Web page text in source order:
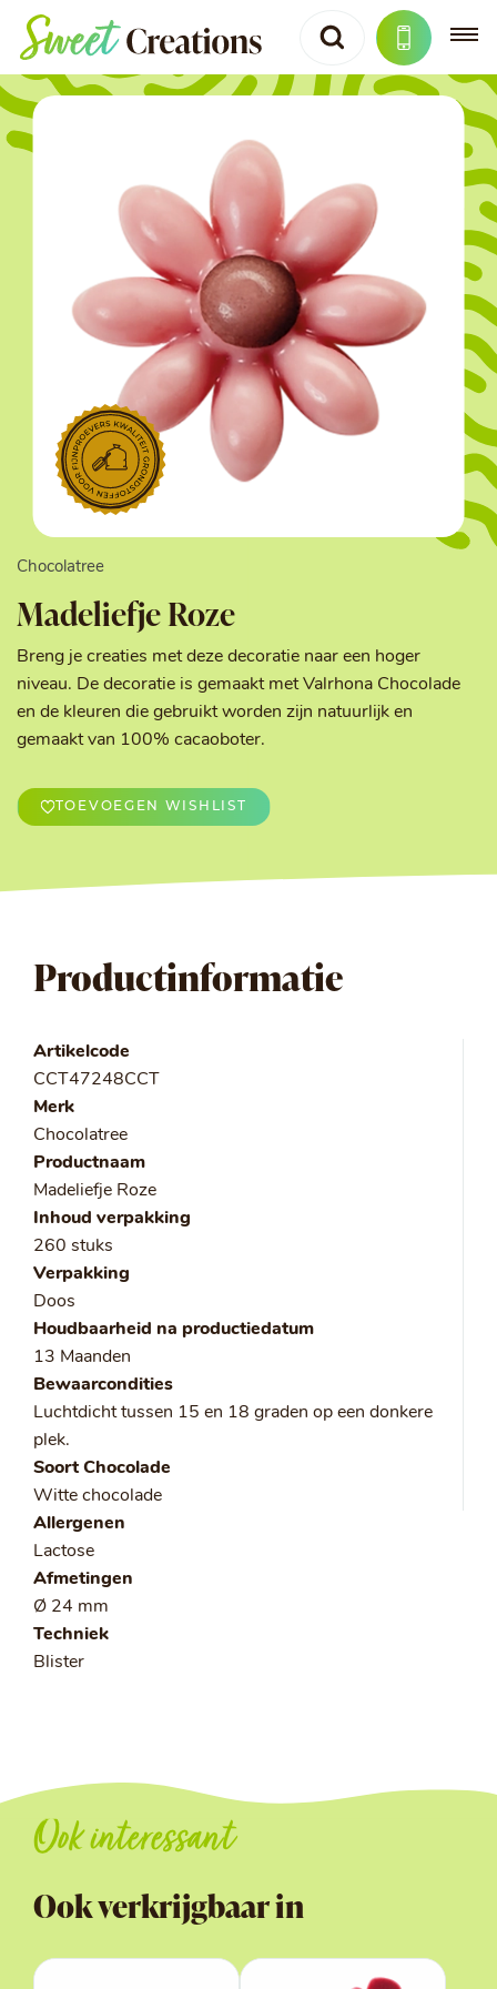
Chocolatree
Madeliefje Roze
Breng je creaties met deze decoratie naar een hoger
niveau. De decoratie is gemaakt met Valrhona Chocolade
en de kleuren die gebruikt worden zijn natuurlijk en
gemaakt van 100% cacaoboter.
TOEVOEGEN WISHLIST
Productinformatie
Artikelcode
CCT47248CCT
Merk
Chocolatree
Productnaam
Madeliefje Roze
Inhoud verpakking
260 stuks
Verpakking
Doos
Houdbaarheid na productiedatum
13 Maanden
Bewaarcondities
Luchtdicht tussen 15 en 18 graden op een donkere
plek.
Soort Chocolade
Witte chocolade
Allergenen
Lactose
Afmetingen
Ø 24 mm
Techniek
Blister
Ook interessant
Ook verkrijgbaar in